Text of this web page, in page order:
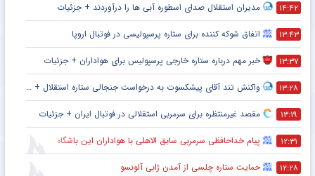
۱۴:۴۲ مدیران استقلال صدای اسطوره آبی ها را درآوردند + جزئیات
۱۳:۴۳ اتفاق شوکه کننده برای ستاره پرسپولیسی در فوتبال اروپا
۱۳:۳۷ خبر مهم درباره ستاره خارجی پرسپولیس برای هواداران + جزئیات
۱۳:۲۸ واکنش تند آقای پیشکسوت به درخواست جنجالی ستاره استقلال + جزئیات
۱۳:۱۹ مقصد غیرمنتظره برای سرمربی استقلالی در فوتبال ایران + جزئیات
۱۲:۳۱ پیام خداحافظی سرمربی سابق الاهلی با هواداران این باشگاه
۱۲:۲۸ حمایت ستاره چلسی از آمدن ژابی آلونسو